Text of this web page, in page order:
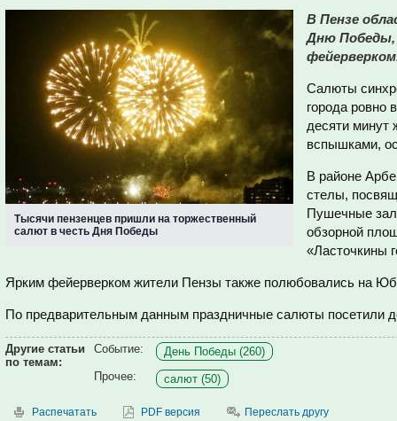
Тысячи пензенцев пришли на торжественный
салют в честь Дня Победы
В Пензе
Дню Победы,
Салюты
города ровно
десяти
вспышками,
В районе
стелы,
Пушечные
обзорной
«Ласточкины
Ярким фейерверком жители Пензы также полюбовались на
По предварительным данным праздничные салюты посетили
Другие статьи
по темам:
Событие:
День Победы (260)
Прочее:
салют (50)
Распечатать PDF версия Переслать другу